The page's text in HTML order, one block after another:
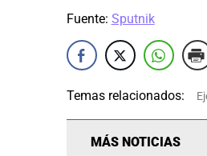
Fuente: Sputnik
Temas relacionados:
MÁS NOTICIAS